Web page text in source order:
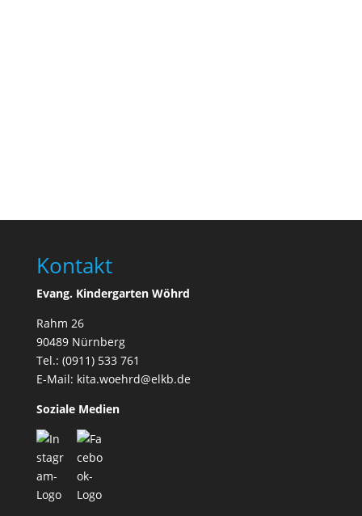
Kontakt
Evang. Kindergarten Wöhrd
Rahm 26
90489 Nürnberg
Tel.: (0911) 533 761
E-Mail: kita.woehrd@elkb.de
Soziale Medien